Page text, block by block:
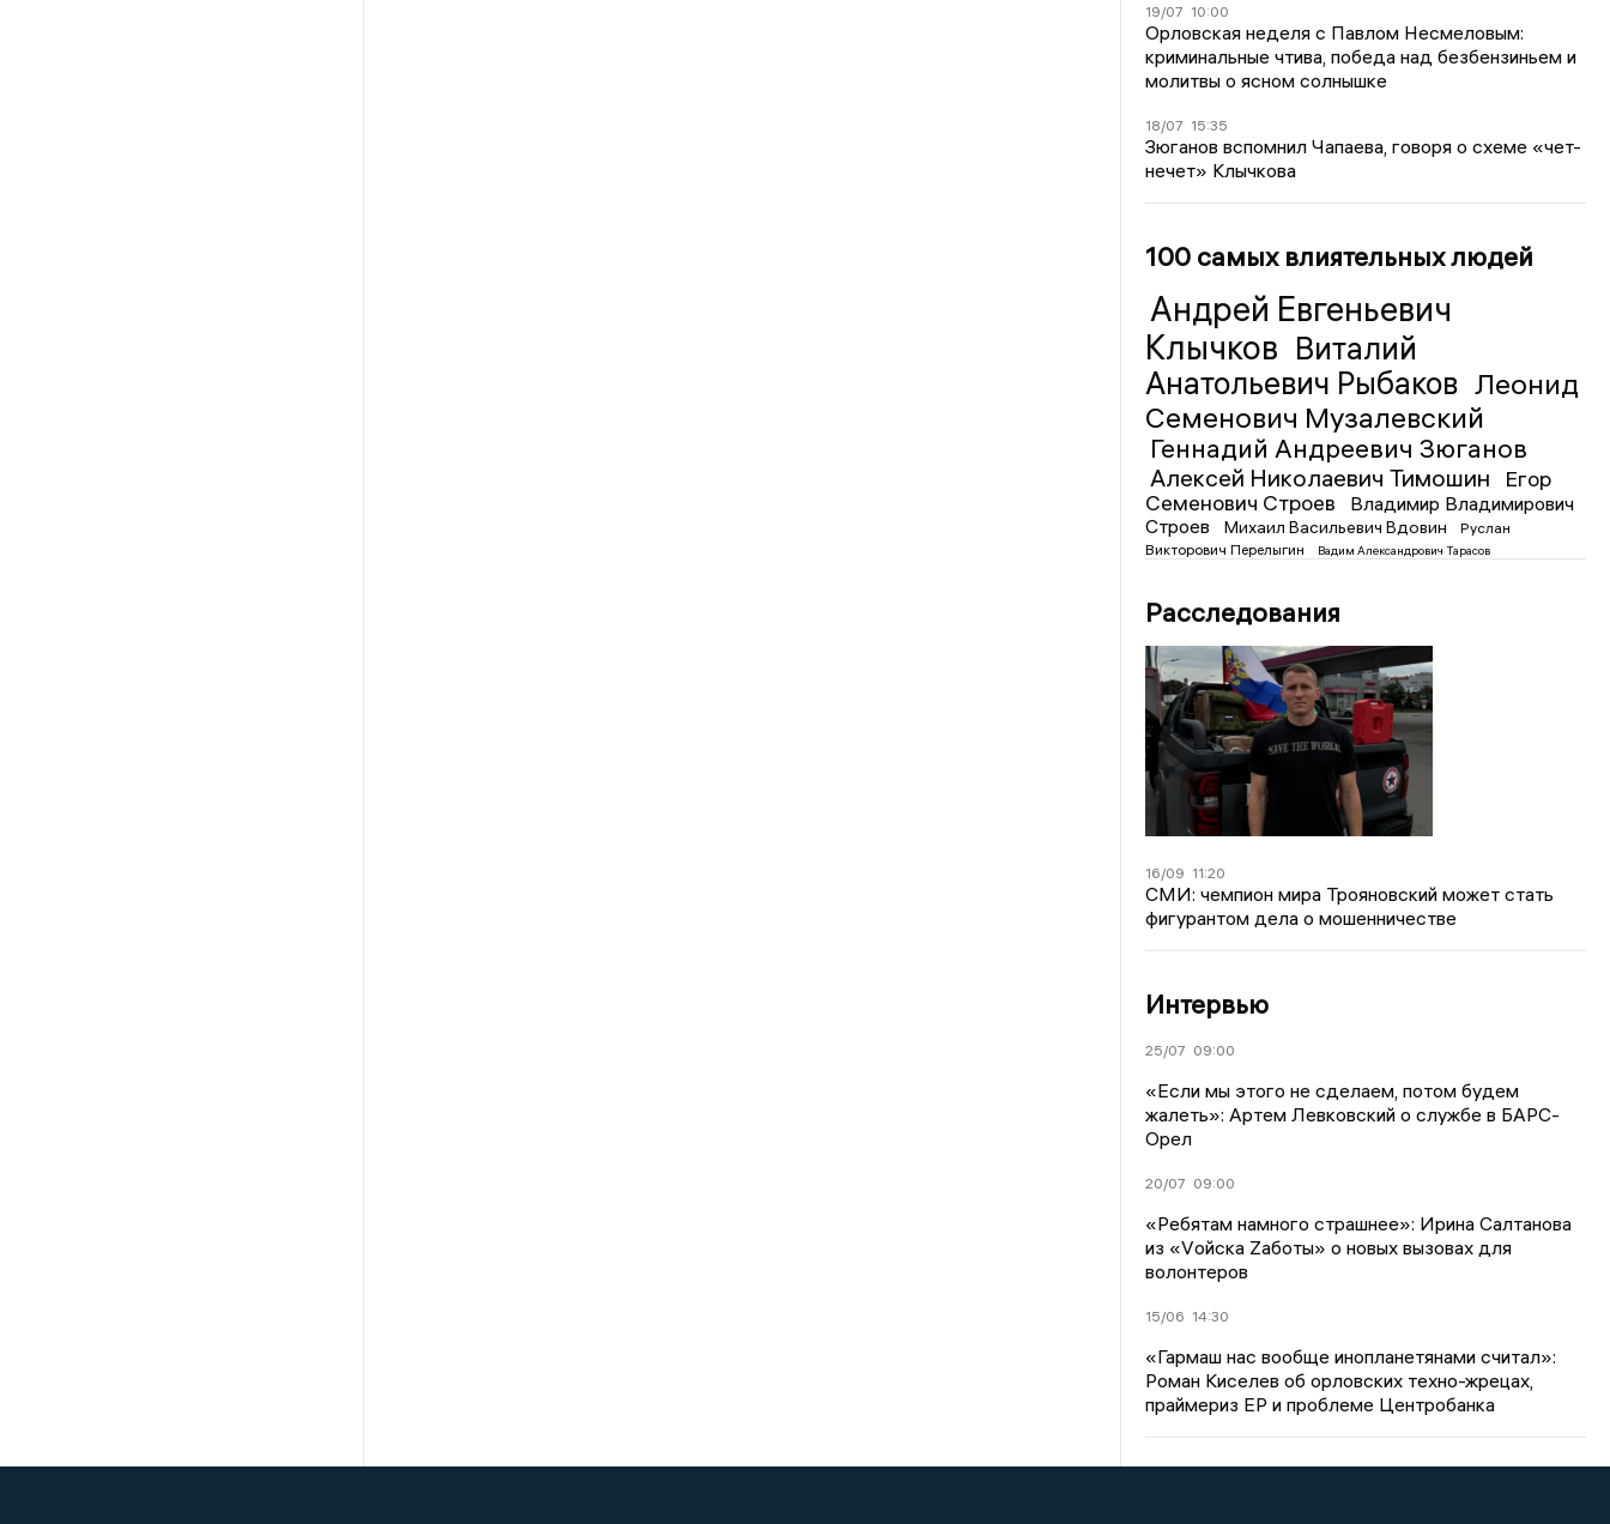
19/07 10:00
Орловская неделя с Павлом Несмеловым:
криминальные чтива, победа над безбензиньем и
молитвы о ясном солнышке
18/07 15:35
Зюганов вспомнил Чапаева, говоря о схеме «чет-
нечет» Клычкова
100 самых влиятельных людей
Андрей Евгеньевич
Клычков Виталий
Анатольевич Рыбаков Леонид
Семенович Музалевский
Геннадий Андреевич Зюганов
Алексей Николаевич Тимошин
Егор
Семенович Строев
Владимир Владимирович
Строев
Михаил Васильевич Вдовин
Руслан
Викторович Перелыгин
Вадим Александрович Тарасов
Расследования
16/09 11:20
СМИ: чемпион мира Трояновский может стать
фигурантом дела о мошенничестве
Интервью
25/07 09:00
«Если мы этого не сделаем, потом будем
жалеть»: Артем Левковский о службе в БАРС-
Орел
20/07 09:00
«Ребятам намного страшнее»: Ирина Салтанова
из «Vойска Zаботы» о новых вызовах для
волонтеров
15/06 14:30
«Гармаш нас вообще инопланетянами считал»:
Роман Киселев об орловских техно-жрецах,
праймериз ЕР и проблеме Центробанка